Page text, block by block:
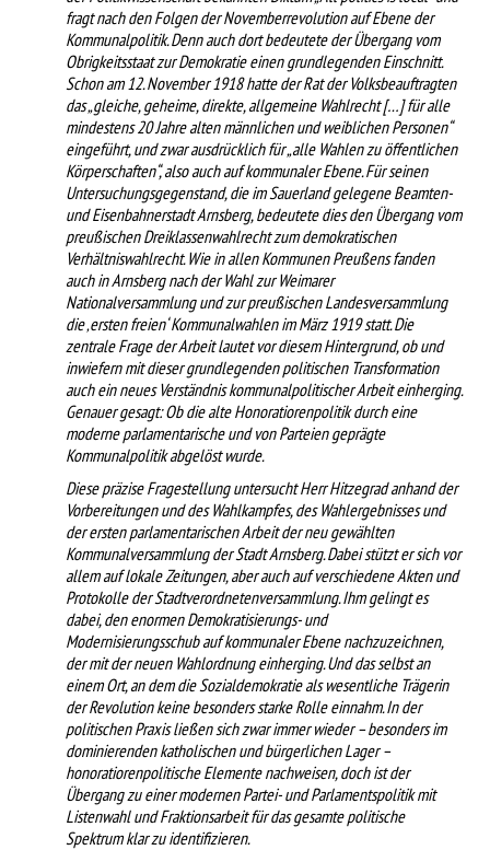
fragt nach den Folgen der Novemberrevolution auf Ebene der
Kommunalpolitik. Denn auch dort bedeutete der Übergang vom
Obrigkeitsstaat zur Demokratie einen grundlegenden Einschnitt.
Schon am 12. November 1918 hatte der Rat der Volksbeauftragten
das „gleiche, geheime, direkte, allgemeine Wahlrecht […] für alle
mindestens 20 Jahre alten männlichen und weiblichen Personen“
eingeführt, und zwar ausdrücklich für „alle Wahlen zu öffentlichen
Körperschaften“, also auch auf kommunaler Ebene. Für seinen
Untersuchungsgegenstand, die im Sauerland gelegene Beamten-
und Eisenbahnerstadt Arnsberg, bedeutete dies den Übergang vom
preußischen Dreiklassenwahlrecht zum demokratischen
Verhältniswahlrecht. Wie in allen Kommunen Preußens fanden
auch in Arnsberg nach der Wahl zur Weimarer
Nationalversammlung und zur preußischen Landesversammlung
die ‚ersten freien‘ Kommunalwahlen im März 1919 statt. Die
zentrale Frage der Arbeit lautet vor diesem Hintergrund, ob und
inwiefern mit dieser grundlegenden politischen Transformation
auch ein neues Verständnis kommunalpolitischer Arbeit einherging.
Genauer gesagt: Ob die alte Honoratiorenpolitik durch eine
moderne parlamentarische und von Parteien geprägte
Kommunalpolitik abgelöst wurde.
Diese präzise Fragestellung untersucht Herr Hitzegrad anhand der
Vorbereitungen und des Wahlkampfes, des Wahlergebnisses und
der ersten parlamentarischen Arbeit der neu gewählten
Kommunalversammlung der Stadt Arnsberg. Dabei stützt er sich vor
allem auf lokale Zeitungen, aber auch auf verschiedene Akten und
Protokolle der Stadtverordnetenversammlung. Ihm gelingt es
dabei, den enormen Demokratisierungs- und
Modernisierungsschub auf kommunaler Ebene nachzuzeichnen,
der mit der neuen Wahlordnung einherging. Und das selbst an
einem Ort, an dem die Sozialdemokratie als wesentliche Trägerin
der Revolution keine besonders starke Rolle einnahm. In der
politischen Praxis ließen sich zwar immer wieder – besonders im
dominierenden katholischen und bürgerlichen Lager –
honoratiorenpolitische Elemente nachweisen, doch ist der
Übergang zu einer modernen Partei- und Parlamentspolitik mit
Listenwahl und Fraktionsarbeit für das gesamte politische
Spektrum klar zu identifizieren.